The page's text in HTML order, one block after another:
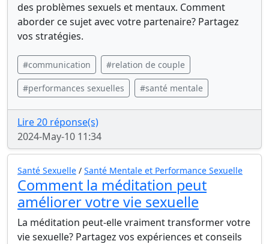
des problèmes sexuels et mentaux. Comment
aborder ce sujet avec votre partenaire? Partagez
vos stratégies.
#communication #relation de couple
#performances sexuelles #santé mentale
Lire 20 réponse(s)
2024-May-10 11:34
Santé Sexuelle / Santé Mentale et Performance Sexuelle
Comment la méditation peut
améliorer votre vie sexuelle
La méditation peut-elle vraiment transformer votre
vie sexuelle? Partagez vos expériences et conseils